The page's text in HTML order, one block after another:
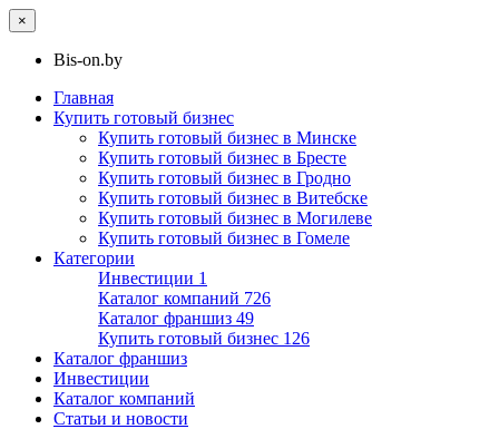
×
Bis-on.by
Главная
Купить готовый бизнес
Купить готовый бизнес в Минске
Купить готовый бизнес в Бресте
Купить готовый бизнес в Гродно
Купить готовый бизнес в Витебске
Купить готовый бизнес в Могилеве
Купить готовый бизнес в Гомеле
Категории
Инвестиции 1
Каталог компаний 726
Каталог франшиз 49
Купить готовый бизнес 126
Каталог франшиз
Инвестиции
Каталог компаний
Статьи и новости